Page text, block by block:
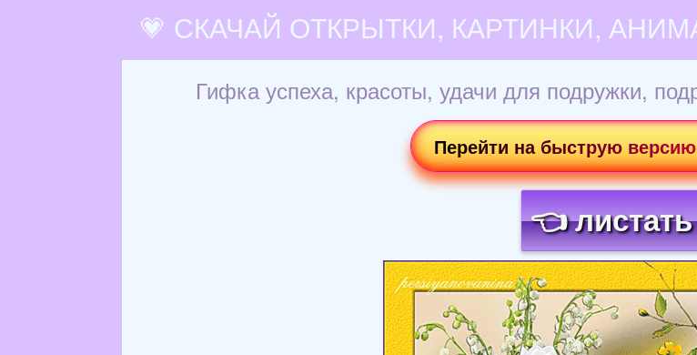
💗 СКАЧАЙ ОТКРЫТКИ, КАРТИНКИ,
Гифка успеха, красоты, удачи для подружки,
Перейти на быструю
👈 листать
Загрузка